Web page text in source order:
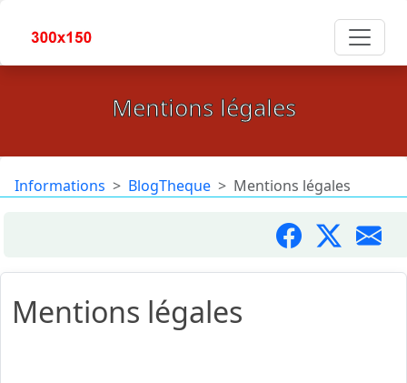
Mentions légales
Informations BlogTheque Mentions légales
Mentions légales